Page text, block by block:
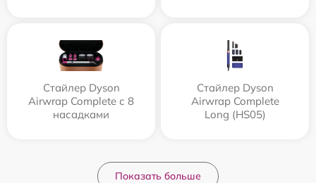
Стайлер Dyson
Airwrap Complete с 8
насадками
Стайлер Dyson
Airwrap Complete
Long (HS05)
Показать больше